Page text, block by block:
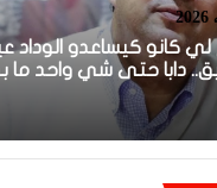
لي كانو كيساعدو الوداد
دابا حتى شي واحد ما
السلبية يلاحق الوداد